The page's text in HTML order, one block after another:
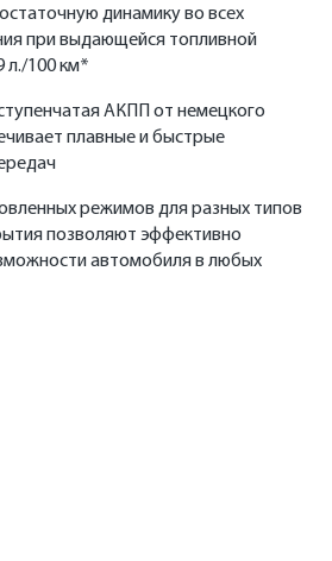
динамику во всех
при выдающейся топливной
л./100 км*
АКПП от немецкого
плавные и быстрые
режимов для разных типов
позволяют эффективно
автомобиля в любых